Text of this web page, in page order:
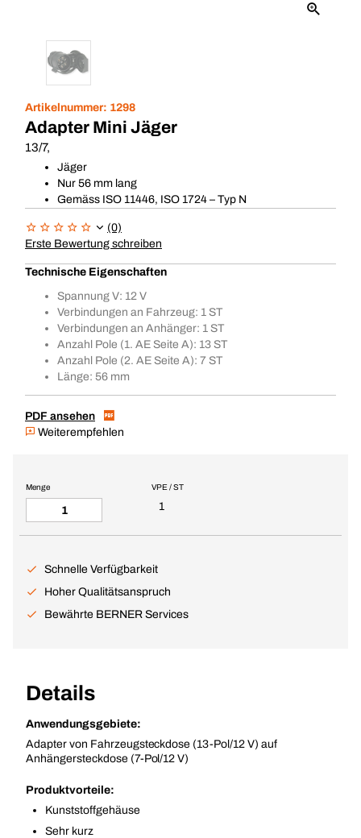
Artikelnummer: 1298
Adapter Mini Jäger
13/7,
Jäger
Nur 56 mm lang
Gemäss ISO 11446, ISO 1724 – Typ N
(0)
Erste Bewertung schreiben
Technische Eigenschaften
Spannung V: 12 V
Verbindungen an Fahrzeug: 1 ST
Verbindungen an Anhänger: 1 ST
Anzahl Pole (1. AE Seite A): 13 ST
Anzahl Pole (2. AE Seite A): 7 ST
Länge: 56 mm
PDF ansehen
Weiterempfehlen
VPE / ST
1
Menge
Schnelle Verfügbarkeit
Hoher Qualitätsanspruch
Bewährte BERNER Services
Details
Anwendungsgebiete:
Adapter von Fahrzeugsteckdose (13-Pol/12 V) auf
Anhängersteckdose (7-Pol/12 V)
Produktvorteile:
Kunststoffgehäuse
Sehr kurz